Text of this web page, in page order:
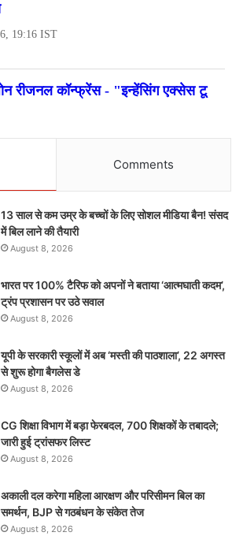
Comments
13 साल से कम उम्र के बच्चों के लिए सोशल मीडिया बैन! संसद
में बिल लाने की तैयारी
August 8, 2026
भारत पर 100% टैरिफ को अपनों ने बताया ‘आत्मघाती कदम’,
ट्रंप प्रशासन पर उठे सवाल
August 8, 2026
यूपी के सरकारी स्कूलों में अब ‘मस्ती की पाठशाला’, 22 अगस्त
से शुरू होगा बैगलेस डे
August 8, 2026
CG शिक्षा विभाग में बड़ा फेरबदल, 700 शिक्षकों के तबादले;
जारी हुई ट्रांसफर लिस्ट
August 8, 2026
अकाली दल करेगा महिला आरक्षण और परिसीमन बिल का
समर्थन, BJP से गठबंधन के संकेत तेज
August 8, 2026